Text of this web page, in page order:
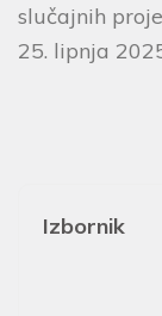
slučajnih
25. lipnja
Izbornik